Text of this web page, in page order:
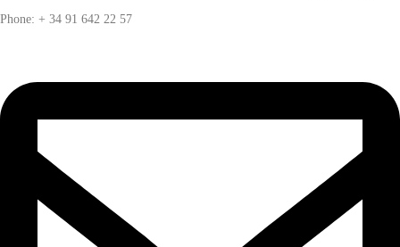
Phone: + 34 91 642 22 57